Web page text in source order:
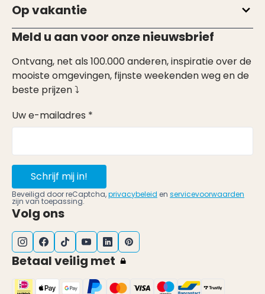
Op vakantie
Meld u aan voor onze nieuwsbrief
Ontvang, net als 100.000 anderen, inspiratie over de
mooiste omgevingen, fijnste weekenden weg en de
beste prijzen ⤵
Uw e-mailadres *
Schrijf mij in!
Beveiligd door reCaptcha,privacybeleid en servicevoorwaarden
zijn van toepassing.
Volg ons
Betaal veilig met